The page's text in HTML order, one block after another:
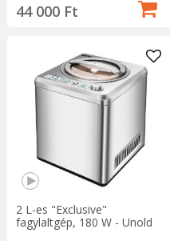
44 000 Ft
2 L-es "Exclusive"
fagylaltgép, 180 W - Unold